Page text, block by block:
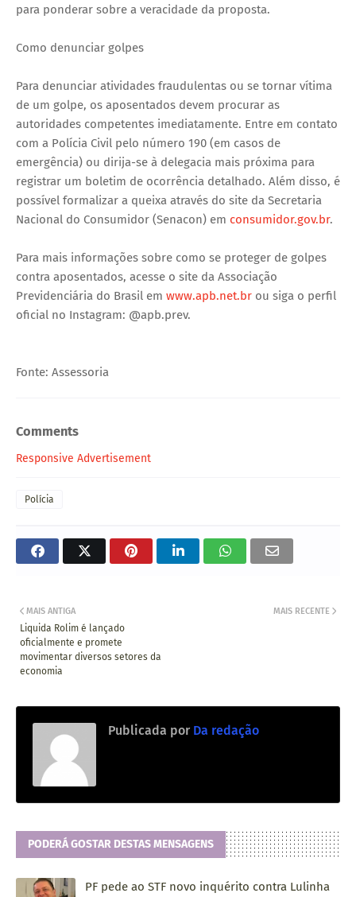
para ponderar sobre a veracidade da proposta.
Como denunciar golpes
Para denunciar atividades fraudulentas ou se tornar vítima
de um golpe, os aposentados devem procurar as
autoridades competentes imediatamente. Entre em contato
com a Polícia Civil pelo número 190 (em casos de
emergência) ou dirija-se à delegacia mais próxima para
registrar um boletim de ocorrência detalhado. Além disso, é
possível formalizar a queixa através do site da Secretaria
Nacional do Consumidor (Senacon) em consumidor.gov.br.
Para mais informações sobre como se proteger de golpes
contra aposentados, acesse o site da Associação
Previdenciária do Brasil em www.apb.net.br ou siga o perfil
oficial no Instagram: @apb.prev.
Fonte: Assessoria
Comments
Responsive Advertisement
Polícia
MAIS RECENTE
MAIS ANTIGA
Liquida Rolim é lançado
oficialmente e promete
movimentar diversos setores da
economia
Publicada por Da redação
PODERÁ GOSTAR DESTAS MENSAGENS
PF pede ao STF novo inquérito contra Lulinha